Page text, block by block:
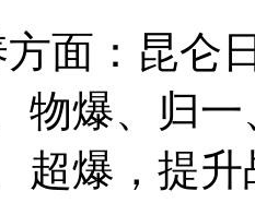
面：昆仑
物爆、归
超爆，提